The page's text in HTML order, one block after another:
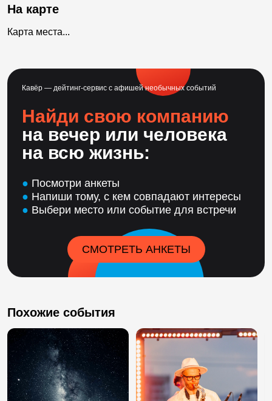
На карте
Карта места...
Кавёр — дейтинг-сервис с афишей необычных событий
Найди свою компанию
на вечер или человека
на всю жизнь:
● Посмотри анкеты
● Напиши тому, с кем совпадают интересы
● Выбери место или событие для встречи
СМОТРЕТЬ АНКЕТЫ
Похожие события